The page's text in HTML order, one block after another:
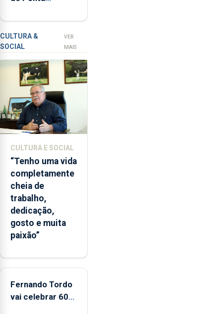
a
apanha
ilegal
de
lapas
entre
2022
e
2026.
A
Flores
apresenta
um
“decréscimo
significativo”
da
CPUE
2022
2025
contar com
novos
instrumentos
CULTURA &
SOCIAL
VER
MAIS
CULTURA E SOCIAL
“Tenho uma vida
completamente
cheia de
trabalho,
dedicação,
gosto e muita
paixão”
Fernando Tordo
vai celebrar 60